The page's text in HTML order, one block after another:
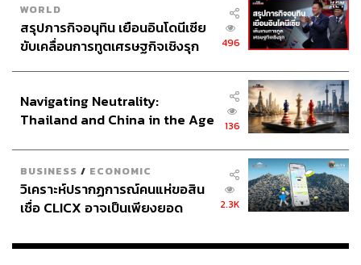
WORLD
สรุปภารกิจอนุทิน เยือนอินโดนีเซีย
ขับเคลื่อนการทูตเศรษฐกิจเชิงรุก
496
Navigating Neutrality:
Thailand and China in the Age
136
BUSINESS / ECONOMIC
วิเคราะห์ปรากฏการณ์คนแห่ขอสิน
เชื่อ CLICX อาจเป็นเพียงยอด
เรือนไทยที่ถูกซุกไว้
2.3K